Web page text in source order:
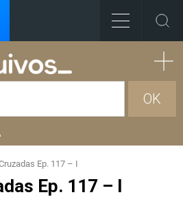
OK
Ep. 117 – I
Ep. 117 – I